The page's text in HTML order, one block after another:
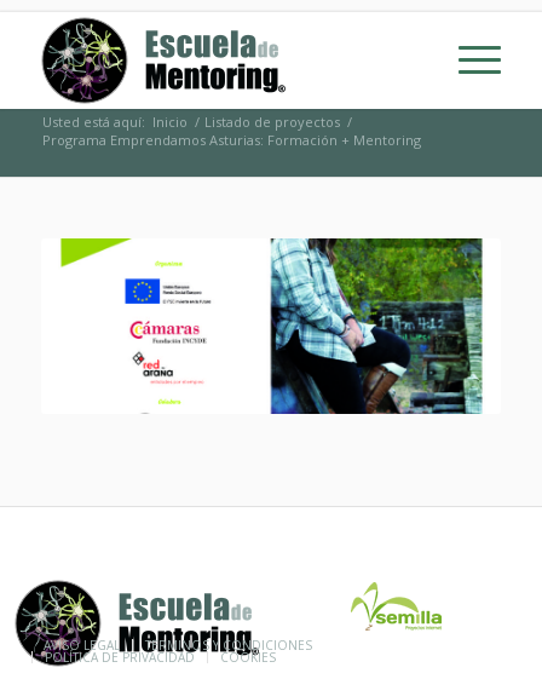
Usted está aquí: Inicio / Listado de proyectos /
Programa Emprendamos Asturias: Formación + Mentoring
© ESCUELA DE MENTORING 2015
AVISO LEGAL TÉRMINOS Y CONDICIONES
POLÍTICA DE PRIVACIDAD COOKIES